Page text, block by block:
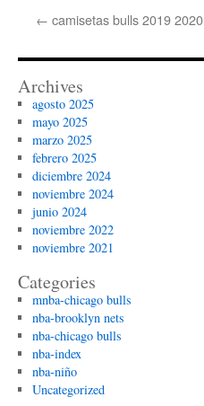
← camisetas bulls 2019 2020
Archives
agosto 2025
mayo 2025
marzo 2025
febrero 2025
diciembre 2024
noviembre 2024
junio 2024
noviembre 2022
noviembre 2021
Categories
mnba-chicago bulls
nba-brooklyn nets
nba-chicago bulls
nba-index
nba-niño
Uncategorized